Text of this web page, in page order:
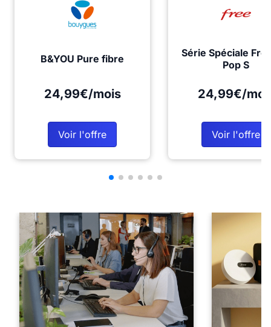
B&YOU Pure fibre
24,99€/mois
Voir l'offre
Série Spéciale
Pop S
24,99€/
Voir l'offre